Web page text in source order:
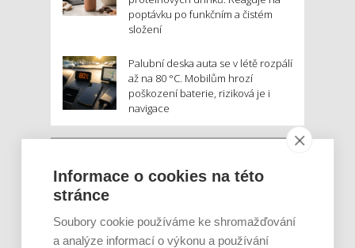
poptávku po funkčním a čistém
složení
Palubní deska auta se v létě rozpálí
až na 80 °C. Mobilům hrozí
poškození baterie, riziková je i
navigace
Informace o cookies na této
stránce
Soubory cookie používáme ke shromažďování
a analýze informací o výkonu a používání